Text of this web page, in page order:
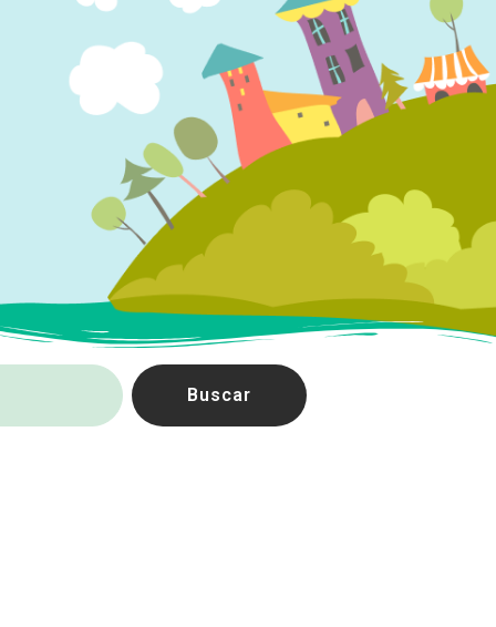
Buscar